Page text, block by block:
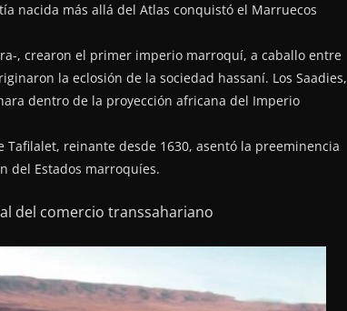
nacida más allá del Atlas conquistó el Marruecos
, crearon el primer imperio marroquí, a caballo entre
la eclosión de la sociedad hassaní. Los Saadies,
dentro de la proyección africana del Imperio
reinante desde 1630, asentó la preeminencia
del Estados marroquíes.
del comercio transsahariano